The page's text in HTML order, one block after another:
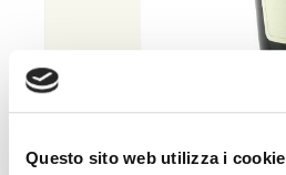
Questo sito web utilizza i cookie